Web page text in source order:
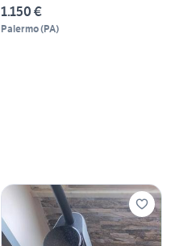
1.150 €
Palermo(PA)